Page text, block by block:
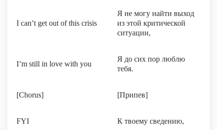
I can’t get out of this crisis
Я не могу найти выход
из этой критической
ситуации,
I’m still in love with you
Я до сих пор люблю
тебя.
[Chorus] [Припев]
FYI К твоему сведению,